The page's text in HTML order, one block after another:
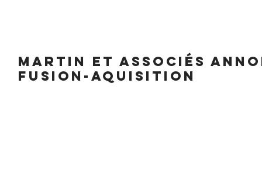
MARTIN ET ASSOCIÉS
FUSION-AQUISITION